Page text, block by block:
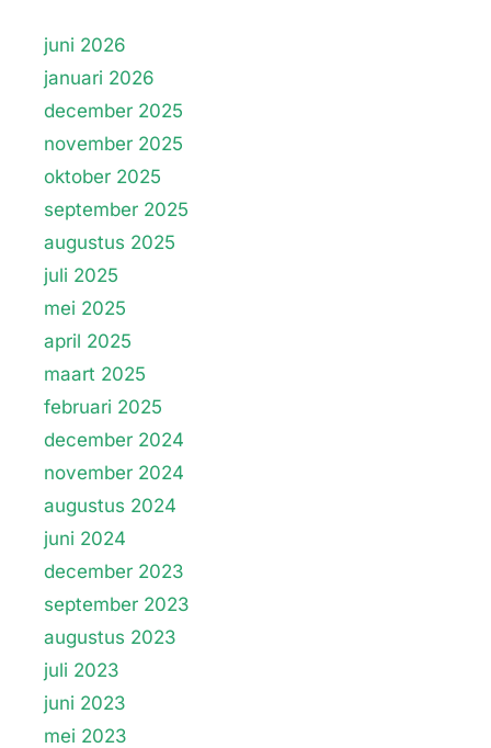
juni 2026
januari 2026
december 2025
november 2025
oktober 2025
september 2025
augustus 2025
juli 2025
mei 2025
april 2025
maart 2025
februari 2025
december 2024
november 2024
augustus 2024
juni 2024
december 2023
september 2023
augustus 2023
juli 2023
juni 2023
mei 2023